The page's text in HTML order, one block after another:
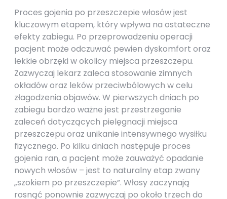
Proces gojenia po przeszczepie włosów jest
kluczowym etapem, który wpływa na ostateczne
efekty zabiegu. Po przeprowadzeniu operacji
pacjent może odczuwać pewien dyskomfort oraz
lekkie obrzęki w okolicy miejsca przeszczepu.
Zazwyczaj lekarz zaleca stosowanie zimnych
okładów oraz leków przeciwbólowych w celu
złagodzenia objawów. W pierwszych dniach po
zabiegu bardzo ważne jest przestrzeganie
zaleceń dotyczących pielęgnacji miejsca
przeszczepu oraz unikanie intensywnego wysiłku
fizycznego. Po kilku dniach następuje proces
gojenia ran, a pacjent może zauważyć opadanie
nowych włosów – jest to naturalny etap zwany
„szokiem po przeszczepie”. Włosy zaczynają
rosnąć ponownie zazwyczaj po około trzech do